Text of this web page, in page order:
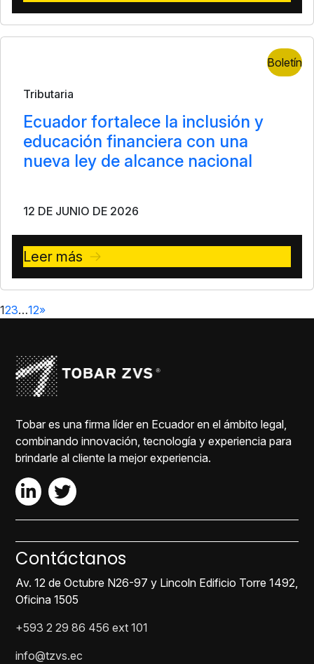
Boletín
Tributaria
Ecuador fortalece la inclusión y
educación financiera con una
nueva ley de alcance nacional
12 DE JUNIO DE 2026
Leer más
123…12»
Tobar es una firma líder en Ecuador en el ámbito legal,
combinando innovación, tecnología y experiencia para
brindarle al cliente la mejor experiencia.
Contáctanos
Av. 12 de Octubre N26-97 y Lincoln Edificio Torre 1492,
Oficina 1505
+593 2 29 86 456 ext 101
info@tzvs.ec